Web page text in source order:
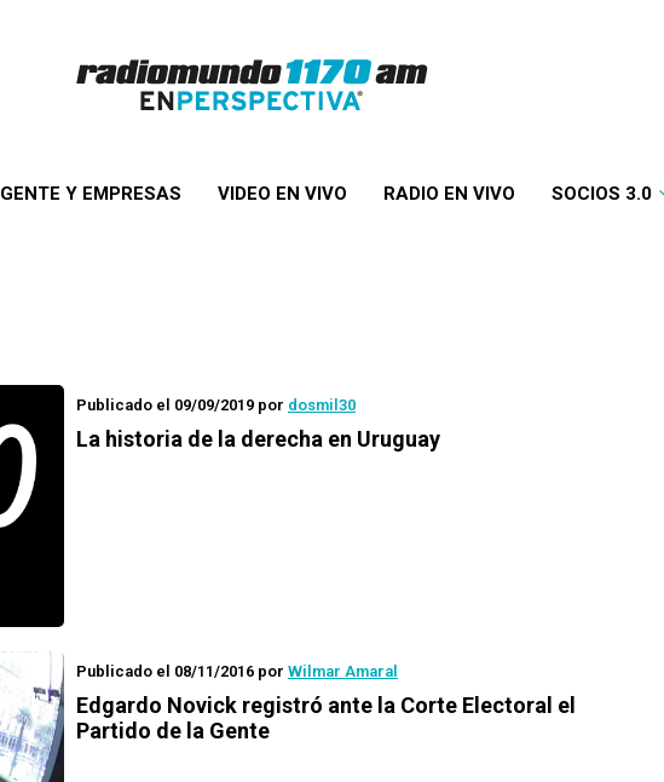
GENTE Y EMPRESAS VIDEO EN VIVO RADIO EN VIVO SOCIOS 3.0
Publicado el 09/09/2019 por dosmil30
La historia de la derecha en Uruguay
Publicado el 08/11/2016 por Wilmar Amaral
Edgardo Novick registró ante la Corte Electoral el
Partido de la Gente